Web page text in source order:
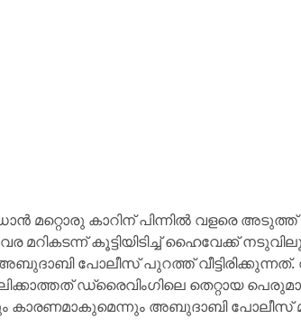
മറ്റൊരു കാറിന് പിന്നിൽ വളരെ അടുത്ത്
കൂട്ടിയിടിച്ച് ഹൈവേക്ക്
പോലീസ് പുറത്ത്
ഡ്രൈവിംഗിലെ തെറ്റായ
കാരണമാകുമെന്നും അബുദാബി പോലീസ്